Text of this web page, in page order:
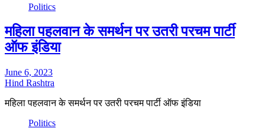
Politics
महिला पहलवान के समर्थन पर उतरी परचम पार्टी
ऑफ इंडिया
June 6, 2023
Hind Rashtra
महिला पहलवान के समर्थन पर उतरी परचम पार्टी ऑफ इंडिया
Politics